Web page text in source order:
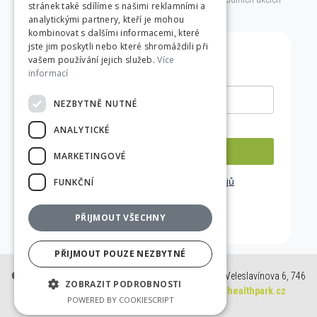
Health Parku.
PŘIHLÁSIT K ODBĚRU
Zásady zpracování osobních údajů
© 2021
| HEALTH PARK WELLNESS CENTRUM OPAVA - Veleslavínova 6, 746
01 Opava |Tel.:553 770 970 | E-mail: recepce@healthpark.cz
stránek také sdílíme s našimi reklamními a
analytickými partnery, kteří je mohou
kombinovat s dalšími informacemi, které
jste jim poskytli nebo které shromáždili při
vašem používání jejich služeb.Více
informací
NEZBYTNĚ NUTNÉ
ANALYTICKÉ
MARKETINGOVÉ
FUNKČNÍ
PŘIJMOUT VŠECHNY
PŘIJMOUT POUZE NEZBYTNÉ
ZOBRAZIT PODROBNOSTI
POWERED BY COOKIESCRIPT